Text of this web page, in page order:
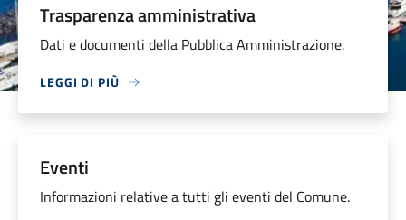
Trasparenza amministrativa
Dati e documenti della Pubblica Amministrazione.
LEGGI DI PIÙ
Eventi
Informazioni relative a tutti gli eventi del Comune.